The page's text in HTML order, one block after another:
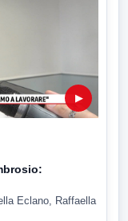
▶
Eclano, Raffaella